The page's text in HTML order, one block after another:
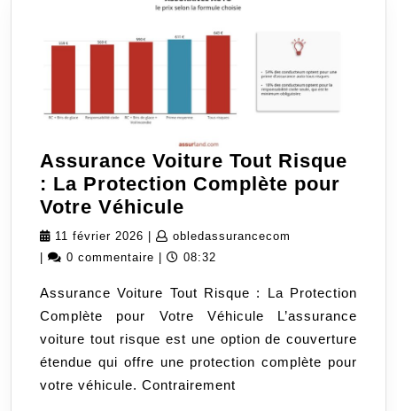
Assurance Voiture Tout Risque
: La Protection Complète pour
Votre Véhicule
Voiture
Tout
:
La
Protection
Complète
pour
11 février 2026 11
février
obledassurancecom
0 commentaire 08:32
Assurance Voiture Tout Risque : La Protection
Complète pour Votre Véhicule L’assurance
voiture tout risque est une option de couverture
étendue qui offre une protection complète pour
votre véhicule. Contrairement